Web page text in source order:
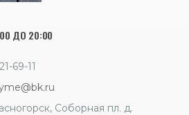
ДО 20:00
69-11
Соборная пл. д.